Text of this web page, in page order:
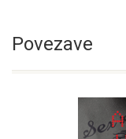
Povezave